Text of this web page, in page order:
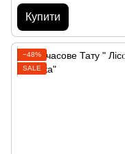
Купити
−48%
SALE